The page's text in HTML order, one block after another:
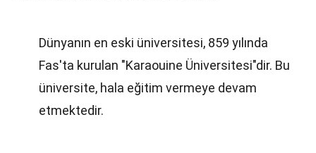
Dünyanın en eski üniversitesi, 859 yılında
Fas'ta kurulan "Karaouine Üniversitesi"dir. Bu
üniversite, hala eğitim vermeye devam
etmektedir.